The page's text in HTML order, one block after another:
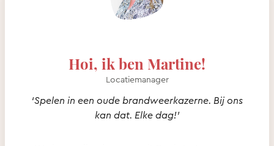
Hoi, ik ben Martine!
Locatiemanager
‘Spelen in een oude brandweerkazerne. Bij ons
kan dat. Elke dag!’